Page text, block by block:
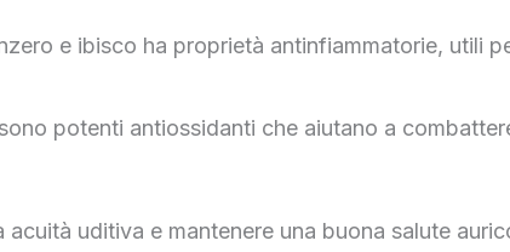
e ibisco ha proprietà antinfiammatorie, utili
potenti antiossidanti che aiutano a
uditiva e mantenere una buona salute